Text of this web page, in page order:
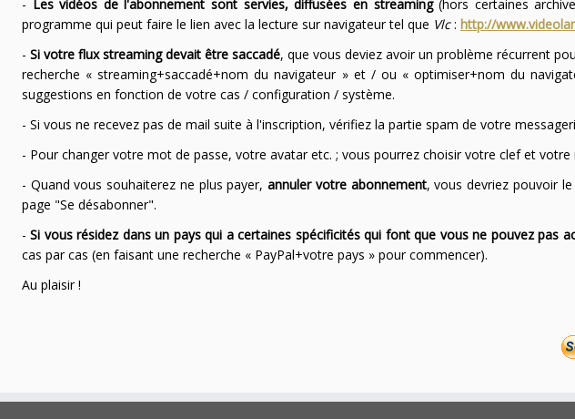
- Les vidéos de l'abonnement sont servies, diffusées en streaming(hors certaines
programme qui peut faire le lien avec la lecture sur navigateur tel que Vlc: http://
- Si votre flux streaming devait être saccadé, que vous deviez avoir un problème récurrent
recherche « streaming+saccadé+nom du navigateur » et / ou « optimiser+nom du
suggestions en fonction de votre cas / configuration / système.
- Si vous ne recevez pas de mail suite à l'inscription, vérifiez la partie spam de votre
- Pour changer votre mot de passe, votre avatar etc. ; vous pourrez choisir votre clef et votre
- Quand vous souhaiterez ne plus payer,annuler votre abonnement, vous devriez pouvoir
page "Se désabonner".
-Si vous résidez dans un pays qui a certaines spécificités qui font que vous ne pouvez pas
cas par cas (en faisant une recherche « PayPal+votre pays » pour commencer).
Au plaisir !